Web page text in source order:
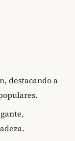
destacando a